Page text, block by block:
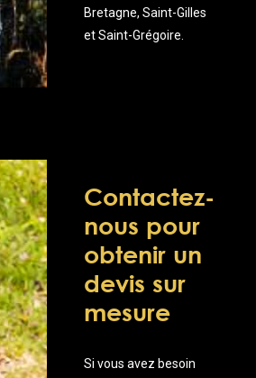
Bretagne, Saint-Gilles
et Saint-Grégoire.
Contactez-
nous pour
obtenir un
devis sur
mesure
Si vous avez besoin